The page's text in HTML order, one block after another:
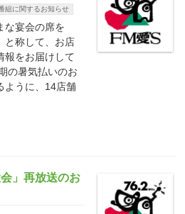
組に関するお知らせ
な宴会の席を
と称して、お店
報をお届けして
の暑気払いのお
ように、14店舗
」再放送のお